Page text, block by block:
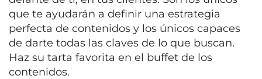
que te ayudarán a definir una estrategia
perfecta de contenidos y los únicos capaces
de darte todas las claves de lo que buscan.
Haz su tarta favorita en el buffet de los
contenidos.